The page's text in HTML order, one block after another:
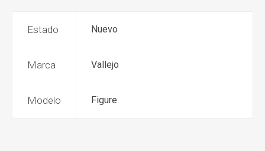
Estado Nuevo
Marca Vallejo
Modelo Figure